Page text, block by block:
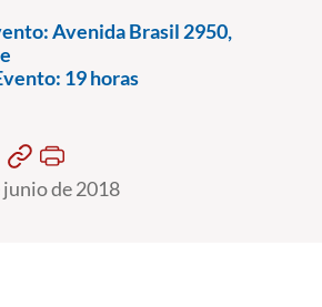
Avenida Brasil 2950,
19 horas
de 2018